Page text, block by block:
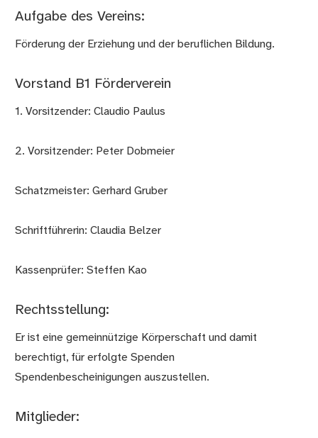
Aufgabe des Vereins:
Förderung der Erziehung und der beruflichen Bildung.
Vorstand B1 Förderverein
1. Vorsitzender: Claudio Paulus
2. Vorsitzender: Peter Dobmeier
Schatzmeister: Gerhard Gruber
Schriftführerin: Claudia Belzer
Kassenprüfer: Steffen Kao
Rechtsstellung:
Er ist eine gemeinnützige Körperschaft und damit
berechtigt, für erfolgte Spenden
Spendenbescheinigungen auszustellen.
Mitglieder: